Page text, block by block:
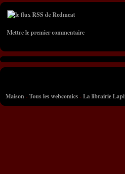
Mettre le premier commentaire
Maison-Tous les webcomics-La librairie